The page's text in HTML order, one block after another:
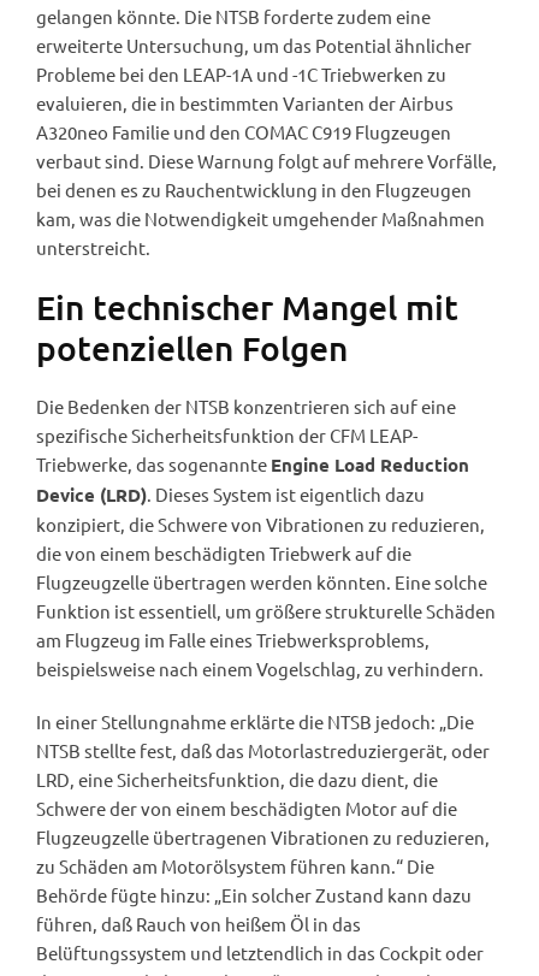
gelangen könnte. Die NTSB forderte zudem eine
erweiterte Untersuchung, um das Potential ähnlicher
Probleme bei den LEAP-1A und -1C Triebwerken zu
evaluieren, die in bestimmten Varianten der Airbus
A320neo Familie und den COMAC C919 Flugzeugen
verbaut sind. Diese Warnung folgt auf mehrere Vorfälle,
bei denen es zu Rauchentwicklung in den Flugzeugen
kam, was die Notwendigkeit umgehender Maßnahmen
unterstreicht.
Ein technischer Mangel mit
potenziellen Folgen
Die Bedenken der NTSB konzentrieren sich auf eine
spezifische Sicherheitsfunktion der CFM LEAP-
Triebwerke, das sogenannte Engine Load Reduction
Device (LRD). Dieses System ist eigentlich dazu
konzipiert, die Schwere von Vibrationen zu reduzieren,
die von einem beschädigten Triebwerk auf die
Flugzeugzelle übertragen werden könnten. Eine solche
Funktion ist essentiell, um größere strukturelle Schäden
am Flugzeug im Falle eines Triebwerksproblems,
beispielsweise nach einem Vogelschlag, zu verhindern.
In einer Stellungnahme erklärte die NTSB jedoch: „Die
NTSB stellte fest, daß das Motorlastreduziergerät, oder
LRD, eine Sicherheitsfunktion, die dazu dient, die
Schwere der von einem beschädigten Motor auf die
Flugzeugzelle übertragenen Vibrationen zu reduzieren,
zu Schäden am Motorölsystem führen kann.“ Die
Behörde fügte hinzu: „Ein solcher Zustand kann dazu
führen, daß Rauch von heißem Öl in das
Belüftungssystem und letztendlich in das Cockpit oder